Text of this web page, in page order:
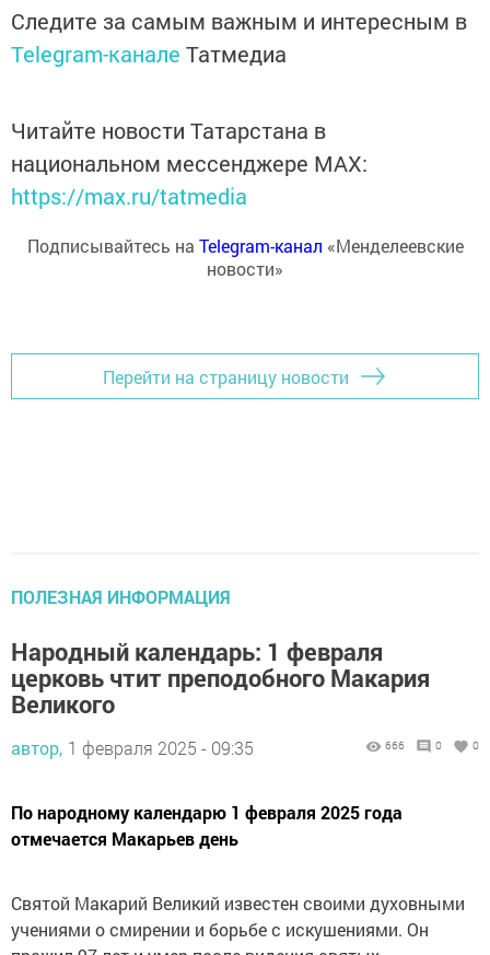
Следите за самым важным и интересным в
Telegram-канале Татмедиа
Читайте новости Татарстана в
национальном мессенджере MАХ:
https://max.ru/tatmedia
Подписывайтесь на Telegram-канал «Менделеевские
новости»
Перейти на страницу новости
ПОЛЕЗНАЯ ИНФОРМАЦИЯ
Народный календарь: 1 февраля
церковь чтит преподобного Макария
Великого
автор, 1 февраля 2025 - 09:35 666 0 0
По народному календарю 1 февраля 2025 года
отмечается Макарьев день
Святой Макарий Великий известен своими духовными
учениями о смирении и борьбе с искушениями. Он